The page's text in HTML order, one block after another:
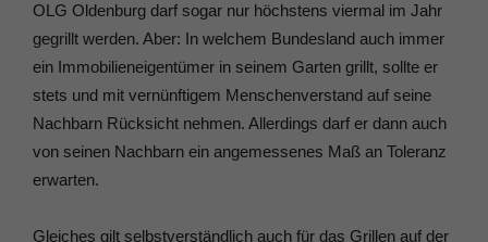
OLG Oldenburg darf sogar nur höchstens viermal im Jahr
gegrillt werden. Aber: In welchem Bundesland auch immer
ein Immobilieneigentümer in seinem Garten grillt, sollte er
stets und mit vernünftigem Menschenverstand auf seine
Nachbarn Rücksicht nehmen. Allerdings darf er dann auch
von seinen Nachbarn ein angemessenes Maß an Toleranz
erwarten.
Gleiches gilt selbstverständlich auch für das Grillen auf der